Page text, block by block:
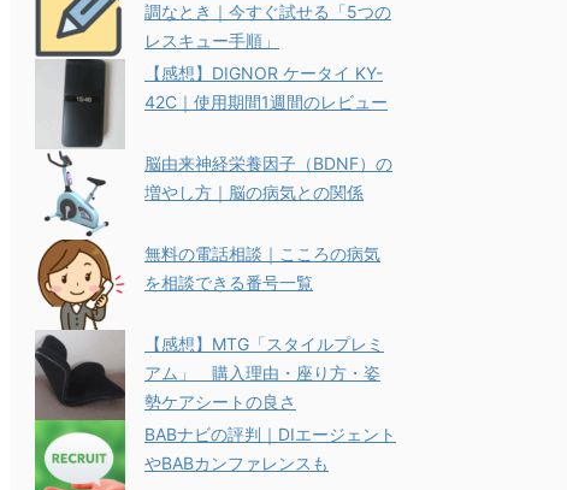
調なとき｜今すぐ試せる「5つの
レスキュー手順」
【感想】DIGNOR ケータイ KY-
42C｜使用期間1週間のレビュー
脳由来神経栄養因子（BDNF）の
増やし方｜脳の病気との関係
無料の電話相談｜こころの病気
を相談できる番号一覧
【感想】MTG「スタイルプレミ
アム」 購入理由・座り方・姿
勢ケアシートの良さ
BABナビの評判｜DIエージェント
やBABカンファレンスも